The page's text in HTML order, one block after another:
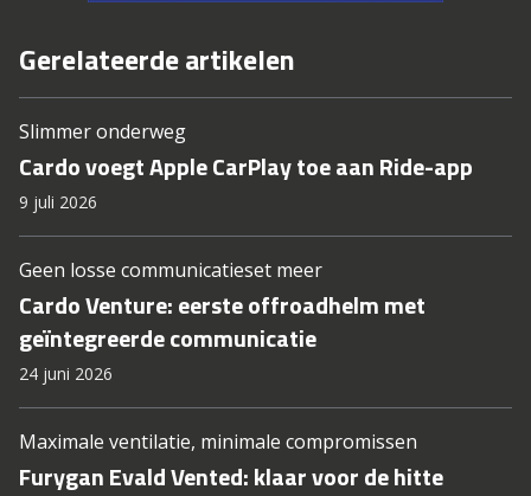
Gerelateerde artikelen
Slimmer onderweg
Cardo voegt Apple CarPlay toe aan Ride-app
9 juli 2026
Geen losse communicatieset meer
Cardo Venture: eerste offroadhelm met
geïntegreerde communicatie
24 juni 2026
Maximale ventilatie, minimale compromissen
Furygan Evald Vented: klaar voor de hitte